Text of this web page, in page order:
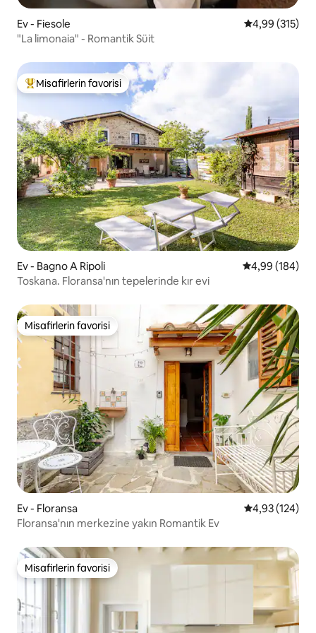
Ev - Fiesole 5 üzerinden
4,99 (315)
"La limonaia" - Romantik Süit
Misafirlerin favorilerinden en beğenilenler arasında
Misafirlerin favorisi
Ev - Bagno A Ripoli 5 üzerinden
4,99 (184)
Toskana. Floransa'nın tepelerinde kır evi
Misafirlerin favorisi
Misafirlerin favorisi
Ev - Floransa 5 üzerinden
4,93 (124)
Floransa'nın merkezine yakın Romantik Ev
Misafirlerin favorisi
Misafirlerin favorisi